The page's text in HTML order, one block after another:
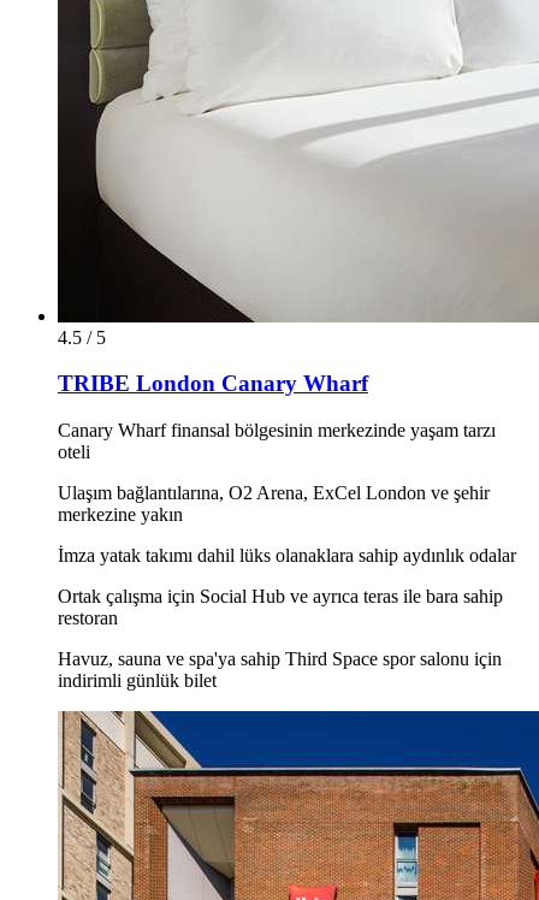
4.5 / 5
TRIBE London Canary Wharf
Canary Wharf finansal bölgesinin merkezinde yaşam tarzı
oteli
Ulaşım bağlantılarına, O2 Arena, ExCel London ve şehir
merkezine yakın
İmza yatak takımı dahil lüks olanaklara sahip aydınlık odalar
Ortak çalışma için Social Hub ve ayrıca teras ile bara sahip
restoran
Havuz, sauna ve spa'ya sahip Third Space spor salonu için
indirimli günlük bilet